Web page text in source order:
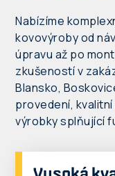
Nabízíme
kovovýroby od
úpravu až po
zkušeností v
Blansko,
provedení,
výrobky splňující